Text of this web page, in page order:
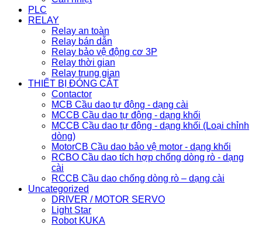
PLC
RELAY
Relay an toàn
Relay bán dẫn
Relay bảo vệ động cơ 3P
Relay thời gian
Relay trung gian
THIẾT BỊ ĐÓNG CẮT
Contactor
MCB Cầu dao tự động - dạng cài
MCCB Cầu dao tự động - dạng khối
MCCB Cầu dao tự động - dạng khối (Loại chỉnh
dòng)
MotorCB Cầu dao bảo vệ motor - dạng khối
RCBO Cầu dao tích hợp chống dòng rò - dạng
cài
RCCB Cầu dao chống dòng rò – dạng cài
Uncategorized
DRIVER / MOTOR SERVO
Light Star
Robot KUKA